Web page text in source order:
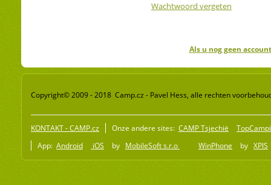
Wachtwoord vergeten
Als u nog geen
Copyright© 2009 - 2018 Camp.cz - Pavel Hess, alle rechten
KONTAKT - CAMP.cz Onze andere sites: CAMP Tsjechië
App: Android iOS by MobileSoft s.r.o WinPhone by XPIS